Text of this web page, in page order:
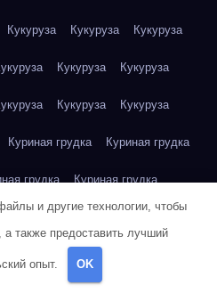
Кукуруза Кукуруза Кукуруза
Кукуруза Кукуруза
Кукуруза Кукуруза
Куриная грудка Куриная грудка
грудка Куриная грудка
грудка
и другие технологии, чтобы
а также предоставить лучший
опыт. OK